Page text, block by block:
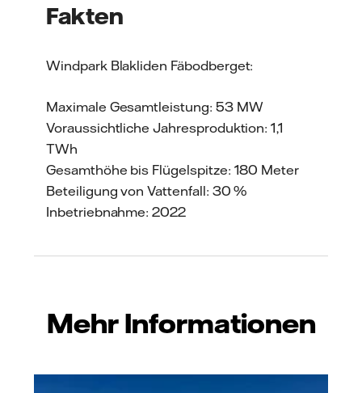
Fakten
Windpark Blakliden Fäbodberget:
Maximale Gesamtleistung: 53 MW
Voraussichtliche Jahresproduktion: 1,1
TWh
Gesamthöhe bis Flügelspitze: 180 Meter
Beteiligung von Vattenfall: 30 %
Inbetriebnahme: 2022
Mehr Informationen